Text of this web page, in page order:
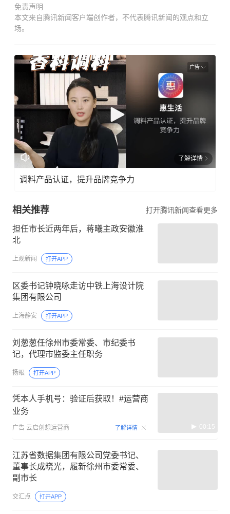
免责声明
本文来自腾讯新闻客户端创作者，不代表腾讯新闻的观点和立
场。
广告
了解详情
调料产品认证，提升品牌竞争力
相关推荐 打开腾讯新闻查看更多
担任市长近两年后，蒋曦主政安徽淮
北
上观新闻 打开APP
区委书记钟晓咏走访中铁上海设计院
集团有限公司
上海静安 打开APP
刘葱葱任徐州市委常委、市纪委书
记，代理市监委主任职务
扬眼 打开APP
凭本人手机号：验证后获取！#运营商
业务
广告 云启创想运营商 了解详情 00:15
江苏省数据集团有限公司党委书记、
董事长成晓光，履新徐州市委常委、
副市长
交汇点 打开APP